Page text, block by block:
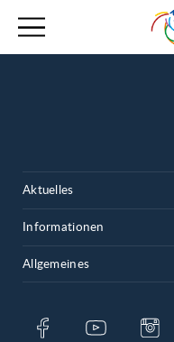
Aktuelles
Informationen
Allgemeines